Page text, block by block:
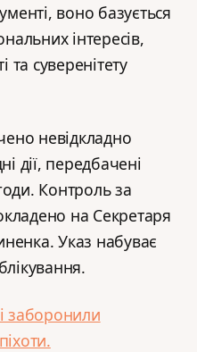
воно базується
інтересів,
та суверенітету
невідкладно
дії, передбачені
Контроль за
на Секретаря
Указ набуває
заборонили